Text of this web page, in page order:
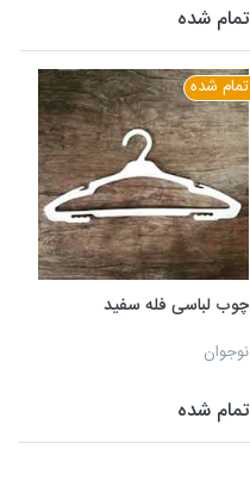
تمام شده
تمام شده
چوب لباسی فله سفید
نوجوان
تمام شده